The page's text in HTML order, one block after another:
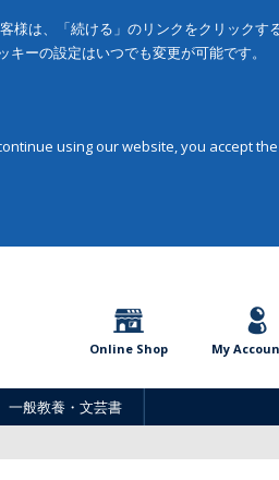
は、「続ける」のリンクをクリックす
ーの設定はいつでも変更が可能です。
using our website, you accept
Online Shop My
一般教養・文芸書